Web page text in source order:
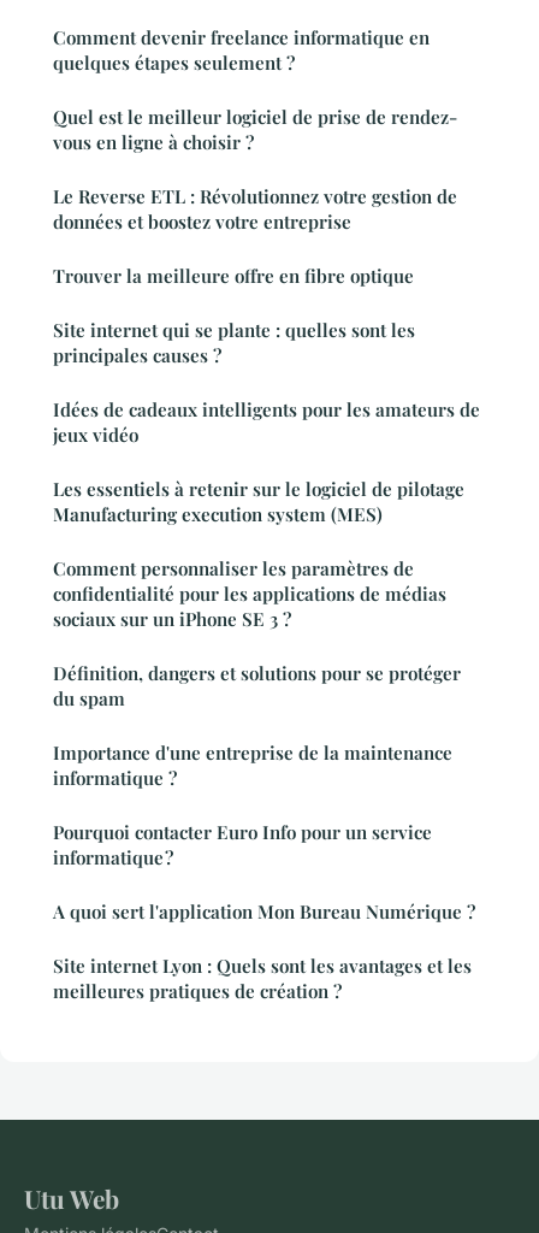
Comment devenir freelance informatique en
quelques étapes seulement ?
Quel est le meilleur logiciel de prise de rendez-
vous en ligne à choisir ?
Le Reverse ETL : Révolutionnez votre gestion de
données et boostez votre entreprise
Trouver la meilleure offre en fibre optique
Site internet qui se plante : quelles sont les
principales causes ?
Idées de cadeaux intelligents pour les amateurs de
jeux vidéo
Les essentiels à retenir sur le logiciel de pilotage
Manufacturing execution system (MES)
Comment personnaliser les paramètres de
confidentialité pour les applications de médias
sociaux sur un iPhone SE 3 ?
Définition, dangers et solutions pour se protéger
du spam
Importance d'une entreprise de la maintenance
informatique ?
Pourquoi contacter Euro Info pour un service
informatique ?
A quoi sert l'application Mon Bureau Numérique ?
Site internet Lyon : Quels sont les avantages et les
meilleures pratiques de création ?
Utu Web